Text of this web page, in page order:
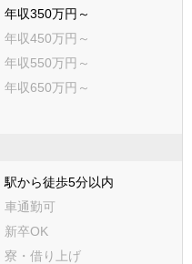
年収350万円～
年収450万円～
年収550万円～
年収650万円～
駅から徒歩5分以内
車通勤可
新卒OK
寮・借り上げ